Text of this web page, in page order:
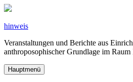
Zum
springen
hinweis
Veranstaltungen und Berichte aus
anthroposophischer Grundlage im
Hauptmenü